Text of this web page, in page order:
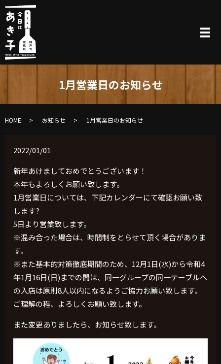
1月営業日のお知らせ
HOME お知らせ 1月営業日のお知らせ
2022/01/01
新年あけましておめでとうございます！
本年もよろしくお願い致します。
1月営業日については、下記カレンダーにて確認お願い致
します?
5日より営業致します。
※混み合った場合は、時間制をとらせて頂く場合がありま
す。
※また基本的対策徹底期間のため、12月1日(水)から令和4
年1月16日(日)までの間は、同一グループの同一テーブルへ
の入店は原則8人以内になるようご協力お願い致します。
ご理解の程、よろしくお願い致します。
また変更ありましたら、お知らせ致します。